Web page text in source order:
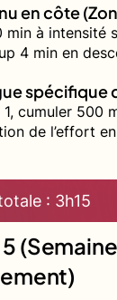
en côte
min à intensité
4 min en
spécifique
1, cumuler 500
de l’effort
: 3h15